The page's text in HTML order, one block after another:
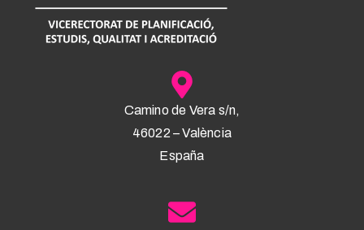
Raquel Conchell Diranzo
Adrián de la Fuente Ballesteros
Ana Mª Delgado García
Jaume Fabregat Fillet
Miguel Ferrando Bataller
Camino de Vera s/n,
46022 – València
España